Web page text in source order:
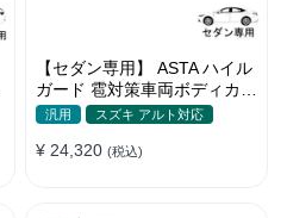
【セダン専用】 ASTA ハイル
ガード 雹対策車両ボディカバ
ー 5層構造 雹対策 厚手 凍結
プ付きボディカバー
汎用 スズキ アルト対応
¥ 24,320 (税込)